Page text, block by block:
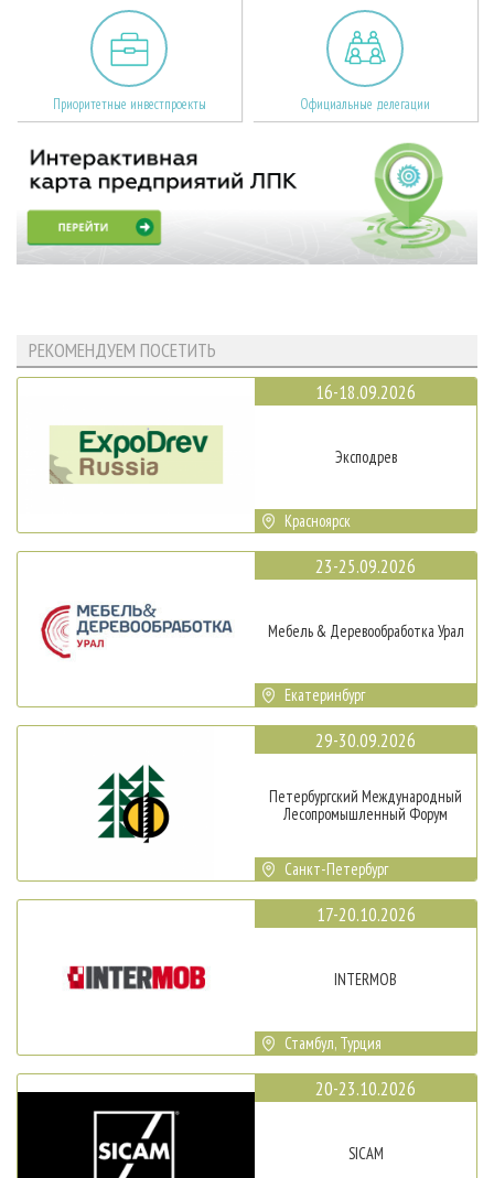
Приоритетные инвестпроекты Официальные делегации
РЕКОМЕНДУЕМ ПОСЕТИТЬ
16-18.09.2026
Эксподрев
Красноярск
23-25.09.2026
Мебель & Деревообработка Урал
Екатеринбург
29-30.09.2026
Петербургский Международный
Лесопромышленный Форум
Санкт-Петербург
17-20.10.2026
INTERMOB
Стамбул, Турция
20-23.10.2026
SICAM